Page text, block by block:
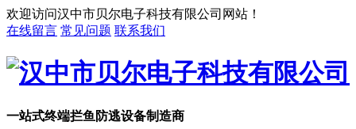
欢迎访问汉中市贝尔电子科技有限公司网站！
在线留言 常见问题 联系我们
一站式终端拦鱼防逃设备制造商